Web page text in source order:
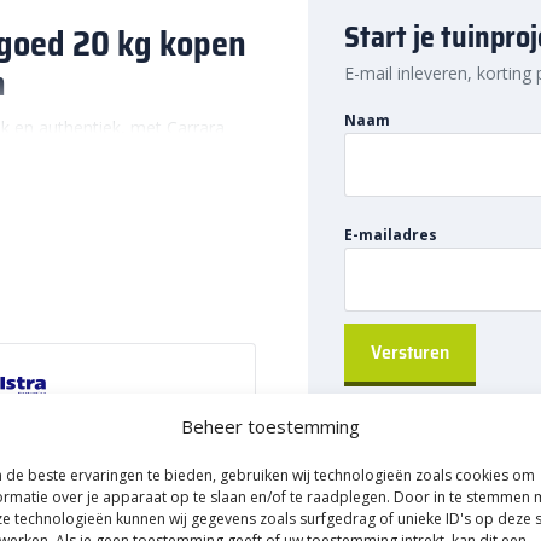
Beheer toestemming
de beste ervaringen te bieden, gebruiken wij technologieën zoals cookies om
over je apparaat op te slaan en/of te raadplegen. Door in te stemmen
technologieën kunnen wij gegevens zoals surfgedrag of unieke ID's op deze
20 kg kopen
authentiek, met Carrara
namelijk perfect bij elke
toevoeging aan een
ruimte om via de steentjes
grond voor optimale
tuin en wil je hier een pad
Je kan het namelijk voor nog
decoratieve toevoeging aan
van een vijver of een
perfect voor het aanleggen
voor. Kortom: wat je ook
Start je
E-mail inleveren, korting
Naam
E-mailadres